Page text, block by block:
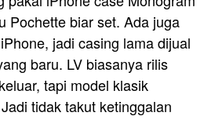
Pochette biar set. Ada juga
jadi casing lama dijual
baru. LV biasanya rilis
tapi model klasik
tidak takut ketinggalan